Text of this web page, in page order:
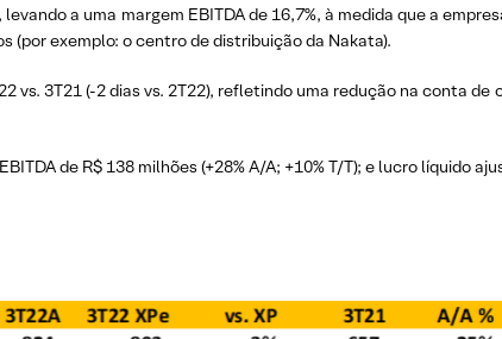
levando a uma margem EBITDA de 16,7%, à medida que a
(por exemplo: o centro de distribuição da Nakata).
vs. 3T21 (-2 dias vs. 2T22), refletindo uma redução na conta
de R$ 138 milhões (+28% A/A; +10% T/T); e lucro líquido